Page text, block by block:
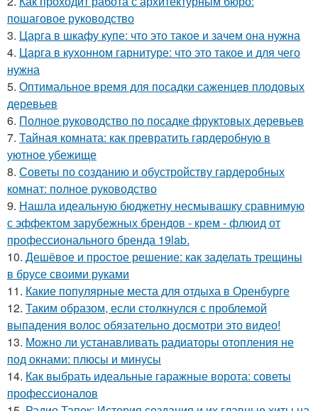
пошаговое руководство
3. Царга в шкафу купе: что это такое и зачем она нужна
4. Царга в кухонном гарнитуре: что это такое и для чего
нужна
5. Оптимальное время для посадки саженцев плодовых
деревьев
6. Полное руководство по посадке фруктовых деревьев
7. Тайная комната: как превратить гардеробную в
уютное убежище
8. Советы по созданию и обустройству гардеробных
комнат: полное руководство
9. Нашла идеальную бюджетну несмывашку сравнимую
с эффектом зарубежных брендов - крем - флюид от
профессионального бренда 19lab.
10. Дешёвое и простое решение: как заделать трещины
в брусе своими руками
11. Какие популярные места для отдыха в Оренбурге
12. Таким образом, если столкнулся с проблемой
выпадения волос обязательно досмотри это видео!
13. Можно ли устанавливать радиаторы отопления не
под окнами: плюсы и минусы
14. Как выбрать идеальные гаражные ворота: советы
профессионалов